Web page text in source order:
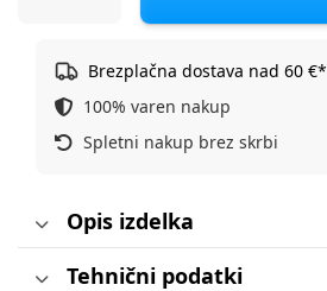
Brezplačna dostava nad 60 €*
100% varen nakup
Spletni nakup brez skrbi
Opis izdelka
Tehnični podatki